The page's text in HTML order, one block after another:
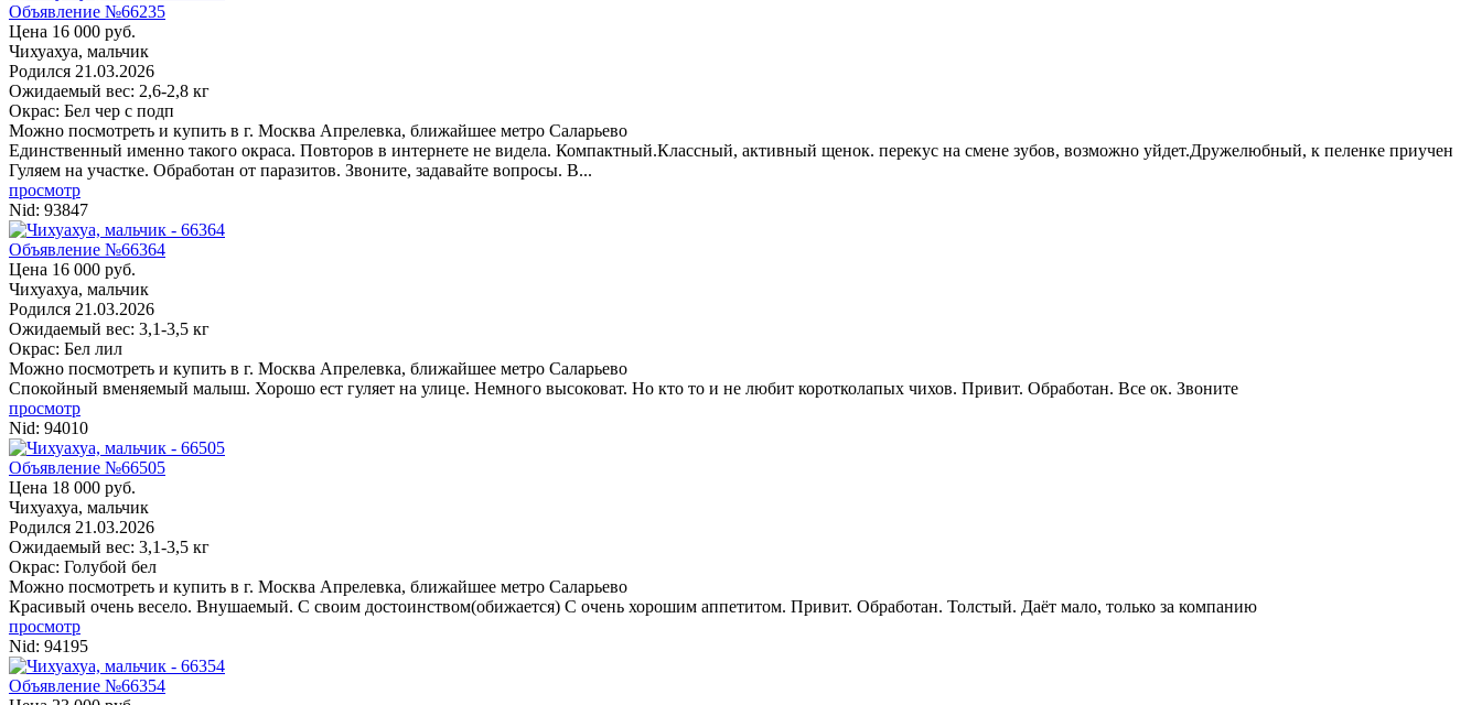
Объявление №66235
Цена 16 000 руб.
Чихуахуа, мальчик
Родился 21.03.2026
Ожидаемый вес: 2,6-2,8 кг
Окрас: Бел чер с подп
Можно посмотреть и купить в г. Москва Апрелевка, ближайшее метро Саларьево
Единственный именно такого окраса. Повторов в интернете не видела. Компактный.Классный, активный щенок. перекус на смене зубов, возможно уйдет.Дружелюбный, к пеленке приучен
Гуляем на участке. Обработан от паразитов. Звоните, задавайте вопросы. В...
просмотр
Nid: 93847
Объявление №66364
Цена 16 000 руб.
Чихуахуа, мальчик
Родился 21.03.2026
Ожидаемый вес: 3,1-3,5 кг
Окрас: Бел лил
Можно посмотреть и купить в г. Москва Апрелевка, ближайшее метро Саларьево
Спокойный вменяемый малыш. Хорошо ест гуляет на улице. Немного высоковат. Но кто то и не любит коротколапых чихов. Привит. Обработан. Все ок. Звоните
просмотр
Nid: 94010
Объявление №66505
Цена 18 000 руб.
Чихуахуа, мальчик
Родился 21.03.2026
Ожидаемый вес: 3,1-3,5 кг
Окрас: Голубой бел
Можно посмотреть и купить в г. Москва Апрелевка, ближайшее метро Саларьево
Красивый очень весело. Внушаемый. С своим достоинством(обижается) С очень хорошим аппетитом. Привит. Обработан. Толстый. Даёт мало, только за компанию
просмотр
Nid: 94195
Объявление №66354